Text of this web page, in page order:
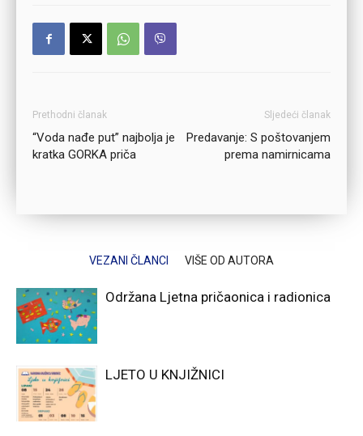
Prethodni članak
“Voda nađe put” najbolja je
kratka GORKA priča
Sljedeći članak
Predavanje: S poštovanjem
prema namirnicama
VEZANI ČLANCI VIŠE OD AUTORA
Održana Ljetna pričaonica i radionica
LJETO U KNJIŽNICI